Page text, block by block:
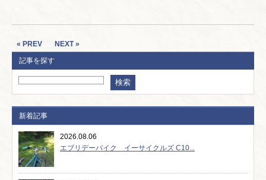
« PREV
NEXT »
記事を探す
新着記事
2026.08.06
エブリデーバイク イーサイクルズ C10...